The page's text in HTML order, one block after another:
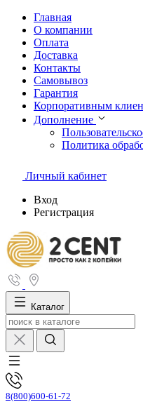
Главная
О компании
Оплата
Доставка
Контакты
Самовывоз
Гарантия
Корпоративным
Дополнение
Политика
Личный кабинет
Вход
Регистрация
Каталог
8(800)600-61-72